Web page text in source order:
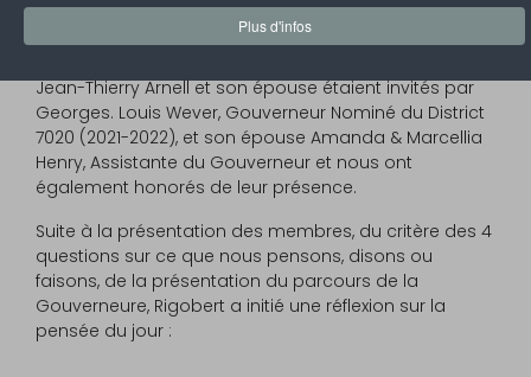
Plus d'infos
Rigobert, René-Jean, Frantz, et Jean-Gabriel étaient
accompagnés de leur épouse, Bruno, de son épouse
Jean-Thierry Arnell et son épouse étaient invités par
Georges. Louis Wever, Gouverneur Nominé du District
7020 (2021-2022), et son épouse Amanda & Marcellia
Henry, Assistante du Gouverneur et nous ont
également honorés de leur présence.
Suite à la présentation des membres, du critère des 4
questions sur ce que nous pensons, disons ou
faisons, de la présentation du parcours de la
Gouverneure, Rigobert a initié une réflexion sur la
pensée du jour :